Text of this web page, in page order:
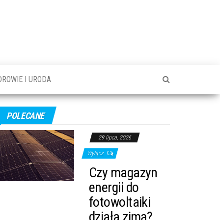
I URODA
POLECANE
29 lipca, 2026
Wyłącz
Czy magazyn
energii do
fotowoltaiki